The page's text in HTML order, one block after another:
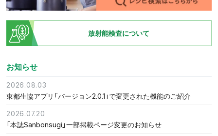
放射能検査について
お知らせ
2026.08.03
東都生協アプリ「バージョン2.0.1」で変更された機能のご紹介
2026.07.20
「本誌Sanbonsugi」一部掲載ページ変更のお知らせ